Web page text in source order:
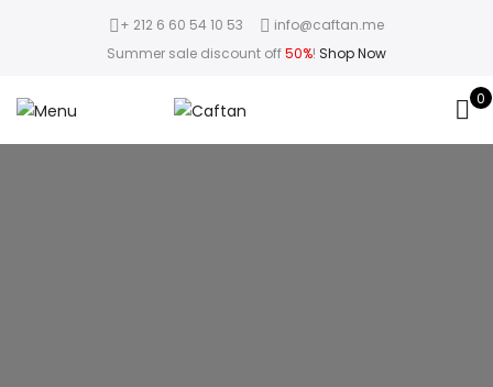
+ 212 6 60 54 10 53
info@caftan.me
Summer sale discount off50%! Shop Now
0